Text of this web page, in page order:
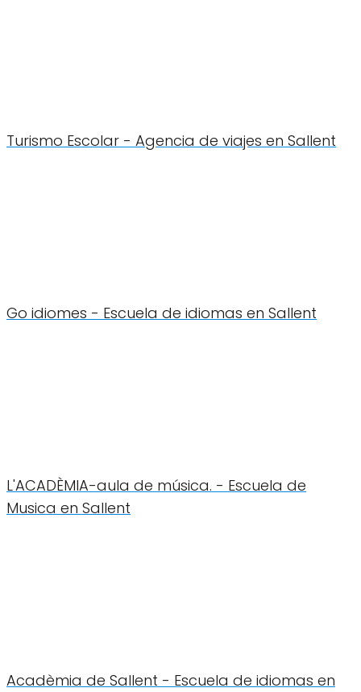
Turismo Escolar - Agencia de viajes en Sallent
Go idiomes - Escuela de idiomas en Sallent
L'ACADÈMIA-aula de música. - Escuela de
Musica en Sallent
Acadèmia de Sallent - Escuela de idiomas en